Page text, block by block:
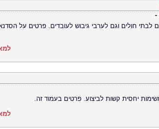
-
לבתי חולים וגם לערבי גיבוש לעובדים. פרטים על
משימות יחסית קשות לביצוע. פרטים בעמוד זה.